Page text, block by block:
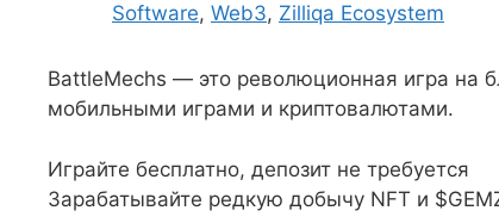
Software, Web3, Zilliqa Ecosystem
BattleMechs — это революционная игра на
мобильными играми и криптовалютами.
Играйте бесплатно, депозит не требуется
Зарабатывайте редкую добычу NFT и